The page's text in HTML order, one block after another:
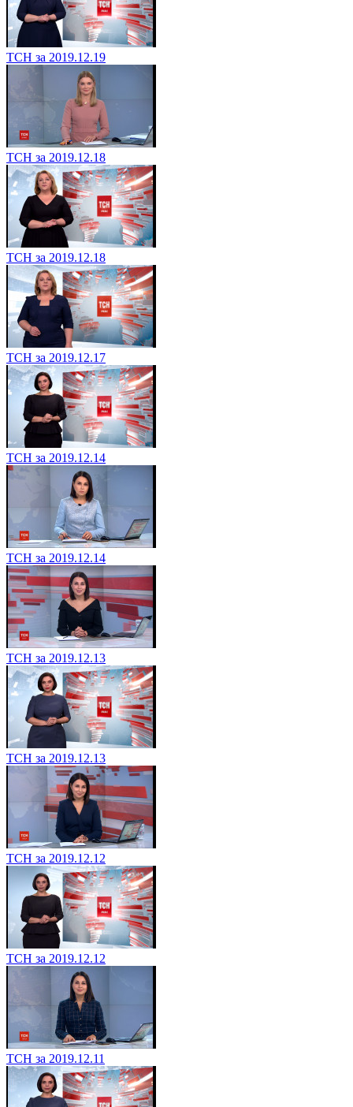
ТСН за 2019.12.19
ТСН за 2019.12.18
ТСН за 2019.12.18
ТСН за 2019.12.17
ТСН за 2019.12.14
ТСН за 2019.12.14
ТСН за 2019.12.13
ТСН за 2019.12.13
ТСН за 2019.12.12
ТСН за 2019.12.12
ТСН за 2019.12.11